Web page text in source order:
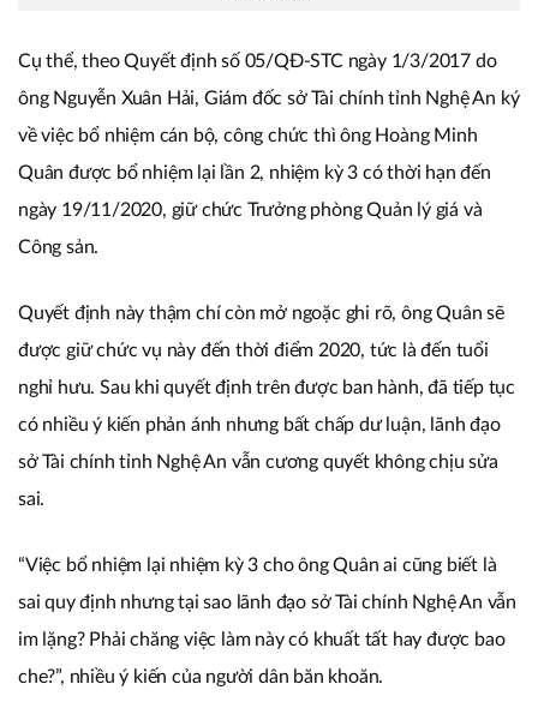
Cụ thể, theo Quyết định số 05/QĐ-STC ngày 1/3/2017 do
ông Nguyễn Xuân Hải, Giám đốc sở Tài chính tỉnh Nghệ An ký
về việc bổ nhiệm cán bộ, công chức thì ông Hoàng Minh
Quân được bổ nhiệm lại lần 2, nhiệm kỳ 3 có thời hạn đến
ngày 19/11/2020, giữ chức Trưởng phòng Quản lý giá và
Công sản.
Quyết định này thậm chí còn mở ngoặc ghi rõ, ông Quân sẽ
được giữ chức vụ này đến thời điểm 2020, tức là đến tuổi
nghỉ hưu. Sau khi quyết định trên được ban hành, đã tiếp tục
có nhiều ý kiến phản ánh nhưng bất chấp dư luận, lãnh đạo
sở Tài chính tỉnh Nghệ An vẫn cương quyết không chịu sửa
sai.
“Việc bổ nhiệm lại nhiệm kỳ 3 cho ông Quân ai cũng biết là
sai quy định nhưng tại sao lãnh đạo sở Tài chính Nghệ An vẫn
im lặng? Phải chăng việc làm này có khuất tất hay được bao
che?”, nhiều ý kiến của người dân băn khoăn.